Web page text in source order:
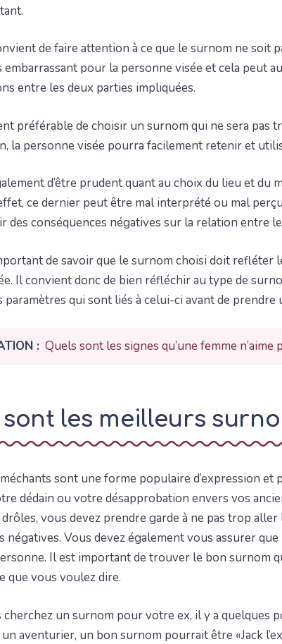
de faire attention à ce que le surnom ne soit
pour la personne visée et cela peut
entre les deux parties impliquées.
préférable de choisir un surnom qui ne sera pas
la personne visée pourra facilement retenir et
d’être prudent quant au choix du lieu et du
ce dernier peut être mal interprété ou mal
des conséquences négatives sur la relation entre
de savoir que le surnom choisi doit refléter
Il convient donc de bien réfléchir au type de
qui sont liés à celui-ci avant de prendre
: Quels sont les signes qu’une femme n’aime
les meilleurs
sont une forme populaire d’expression et
dédain ou votre désapprobation envers vos
vous devez prendre garde à ne pas trop
négatives. Vous devez également vous assurer
Il est important de trouver le bon surnom
que vous voulez dire.
un surnom pour votre ex, il y a quelques
aventurier, un bon surnom pourrait être «Jack